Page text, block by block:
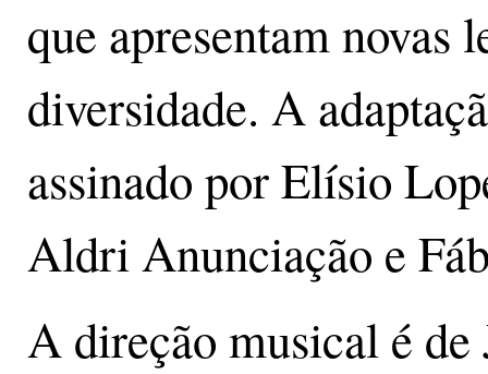
que apresentam novas
diversidade. A
assinado por Elísio
Aldri Anunciação e
A direção musical é